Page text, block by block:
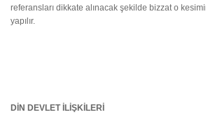
referansları dikkate alınacak şekilde bizzat o
yapılır.
DİN DEVLET İLİŞKİLERİ